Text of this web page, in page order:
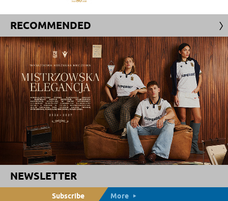
RECOMMENDED
NEWSLETTER
Subscribe More